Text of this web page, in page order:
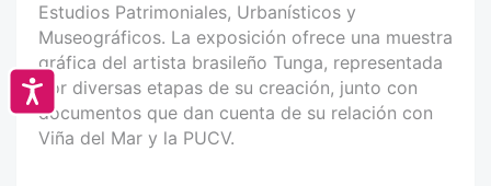
Accesibilidad
Estudios Patrimoniales, Urbanísticos y
Museográficos. La exposición ofrece una muestra
gráfica del artista brasileño Tunga, representada
por diversas etapas de su creación, junto con
documentos que dan cuenta de su relación con
Viña del Mar y la PUCV.